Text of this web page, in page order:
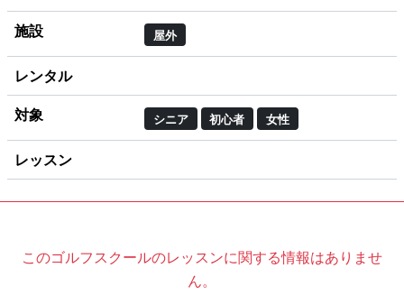
施設 屋外
レンタル
対象 シニア 初心者 女性
レッスン
このゴルフスクールのレッスンに関する情報はありませ
ん。